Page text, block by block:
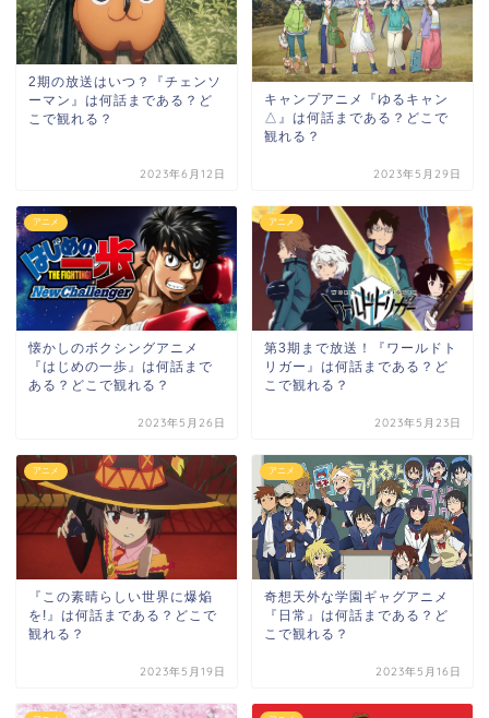
2期の放送はいつ？『チェンソ
ーマン』は何話まである？ど
こで観れる？
2023年6月12日
キャンプアニメ『ゆるキャン
△』は何話まである？どこで
観れる？
2023年5月29日
アニメ
懐かしのボクシングアニメ
『はじめの一歩』は何話まで
ある？どこで観れる？
2023年5月26日
アニメ
第3期まで放送！『ワールドト
リガー』は何話まである？ど
こで観れる？
2023年5月23日
アニメ
『この素晴らしい世界に爆焔
を!』は何話まである？どこで
観れる？
2023年5月19日
アニメ
奇想天外な学園ギャグアニメ
『日常』は何話まである？ど
こで観れる？
2023年5月16日